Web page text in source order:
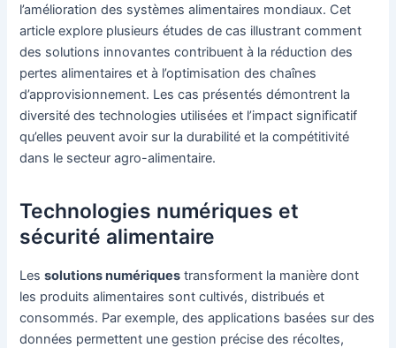
l’amélioration des systèmes alimentaires mondiaux. Cet
article explore plusieurs études de cas illustrant comment
des solutions innovantes contribuent à la réduction des
pertes alimentaires et à l’optimisation des chaînes
d’approvisionnement. Les cas présentés démontrent la
diversité des technologies utilisées et l’impact significatif
qu’elles peuvent avoir sur la durabilité et la compétitivité
dans le secteur agro-alimentaire.
Technologies numériques et
sécurité alimentaire
Lessolutions numériques transforment la manière dont
les produits alimentaires sont cultivés, distribués et
consommés. Par exemple, des applications basées sur des
données permettent une gestion précise des récoltes,